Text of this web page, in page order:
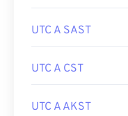
UTC A SAST
UTC A CST
UTC A AKST